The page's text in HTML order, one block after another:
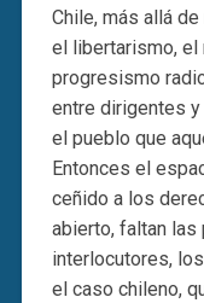
Chile, más allá
el libertarismo, el
progresismo
entre dirigentes
el pueblo que
Entonces el
ceñido a los
abierto, faltan
interlocutores,
el caso chileno,